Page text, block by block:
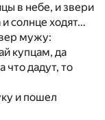
в небе, и звери
солнце ходят…
мужу:
купцам, да
что дадут, то
и пошел